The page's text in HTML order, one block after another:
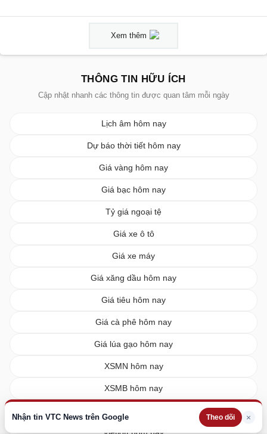
Nhận tin VTC News trên Google Theo dõi ×
Xem thêm
THÔNG TIN HỮU ÍCH
Cập nhật nhanh các thông tin được quan tâm mỗi ngày
Lịch âm hôm nay
Dự báo thời tiết hôm nay
Giá vàng hôm nay
Giá bạc hôm nay
Tỷ giá ngoại tệ
Giá xe ô tô
Giá xe máy
Giá xăng dầu hôm nay
Giá tiêu hôm nay
Giá cà phê hôm nay
Giá lúa gạo hôm nay
XSMN hôm nay
XSMB hôm nay